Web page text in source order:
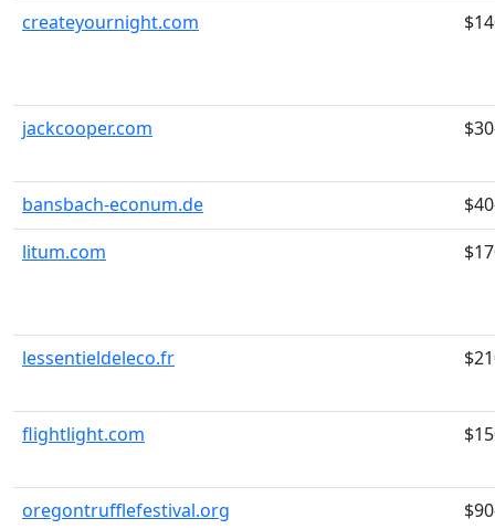
createyournight.com
jackcooper.com
bansbach-econum.de
litum.com
lessentieldeleco.fr
flightlight.com
oregontrufflefestival.org